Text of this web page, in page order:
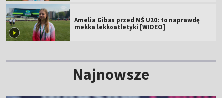
Amelia Gibas przed MŚ U20: to naprawdę
mekka lekkoatletyki [WIDEO]
Najnowsze